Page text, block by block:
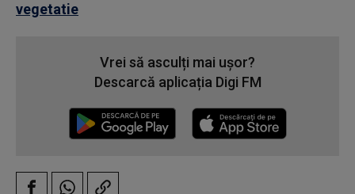
vegetatie
Vrei să asculți mai ușor?
Descarcă aplicația Digi FM